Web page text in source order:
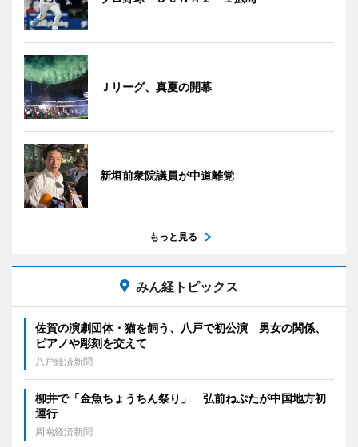
Ｊリーグ、真夏の開幕
新垣前衆院議員が中道離党
もっと見る
みん経トピックス
佐賀の演劇団体・猫を飼う、八戸で初公演 男女の関係、
ピアノや彫刻を交えて
八戸経済新聞
柳井で「金魚ちょうちん祭り」 弘前ねぷたが中国地方初
運行
周南経済新聞